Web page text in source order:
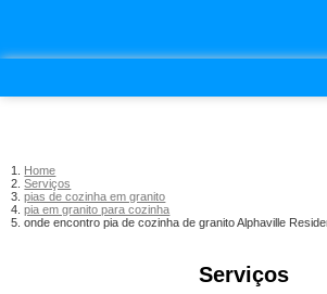
Home
Serviços
pias de cozinha em granito
pia em granito para cozinha
onde encontro pia de cozinha de granito Alphaville
Serviços